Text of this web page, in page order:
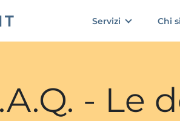
Servizi Chi
- Le